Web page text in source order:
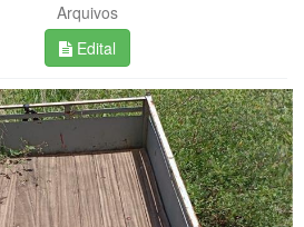
Arquivos
Edital